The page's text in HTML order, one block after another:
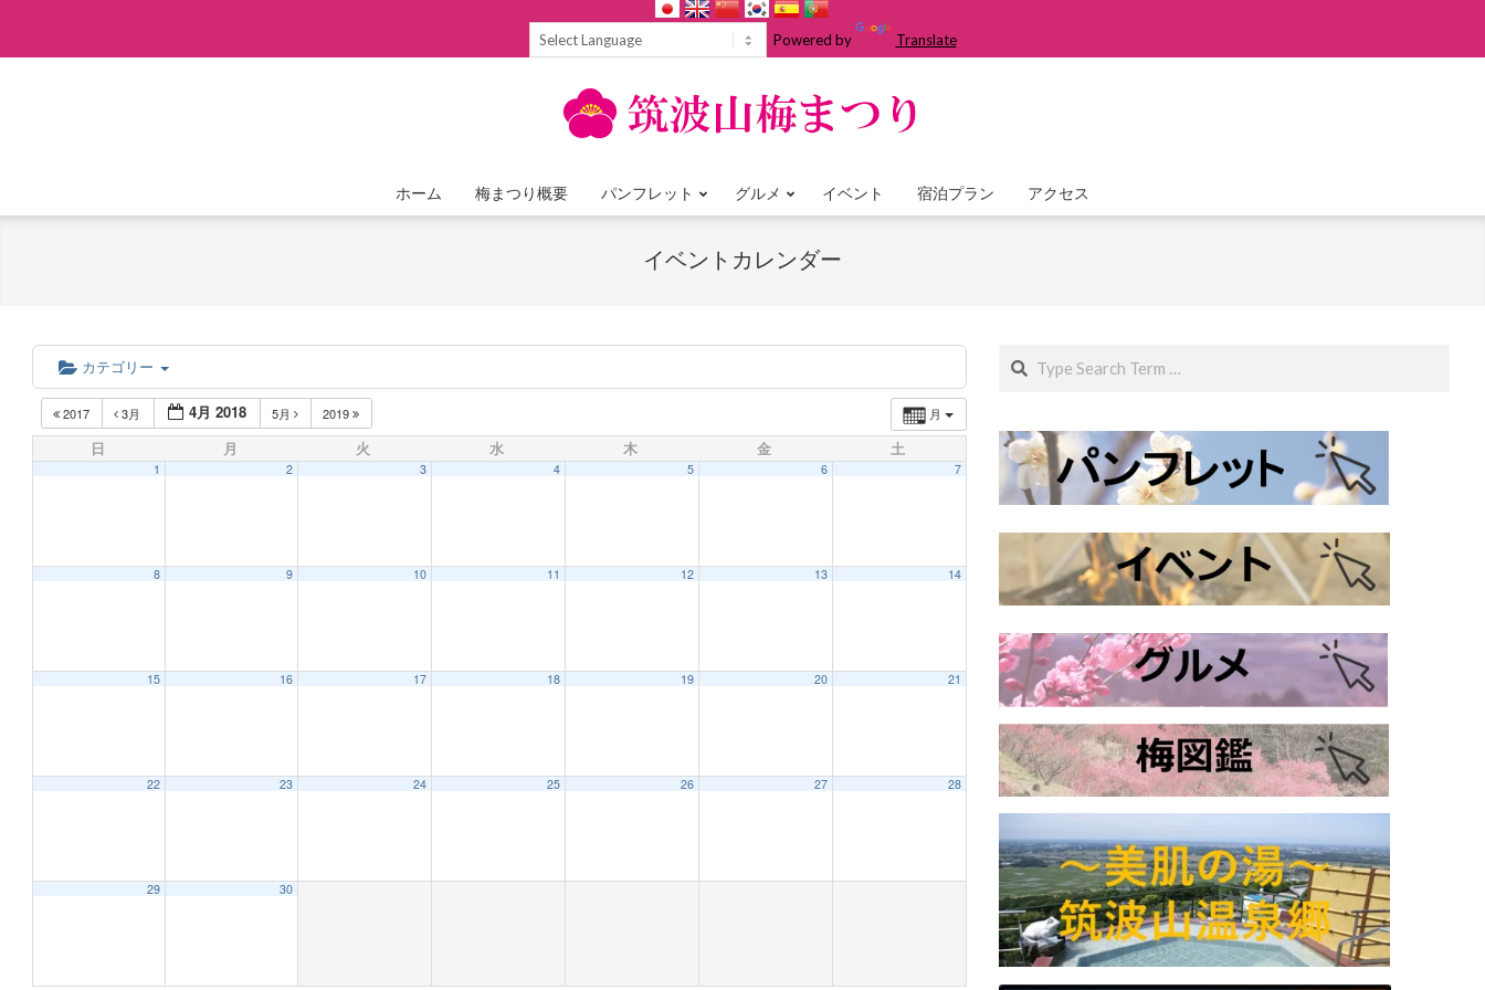
Powered by Translate
Primary
Menu
ホーム 梅まつり概要 パンフレット グルメ イベント 宿泊プラン アクセス
イベントカレンダー
カテゴリー
月
2017 3月 4月 2018 5月 2019
日 月 火 水 木 金 土
1 2 3 4 5 6 7
8 9 10 11 12 13 14
15 16 17 18 19 20 21
22 23 24 25 26 27 28
29 30
4:00 AM
Search